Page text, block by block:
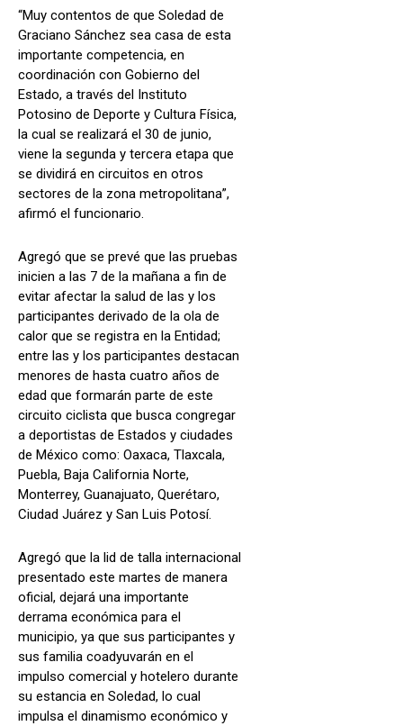
“Muy contentos de que Soledad de
Graciano Sánchez sea casa de esta
importante competencia, en
coordinación con Gobierno del
Estado, a través del Instituto
Potosino de Deporte y Cultura Física,
la cual se realizará el 30 de junio,
viene la segunda y tercera etapa que
se dividirá en circuitos en otros
sectores de la zona metropolitana”,
afirmó el funcionario.
Agregó que se prevé que las pruebas
inicien a las 7 de la mañana a fin de
evitar afectar la salud de las y los
participantes derivado de la ola de
calor que se registra en la Entidad;
entre las y los participantes destacan
menores de hasta cuatro años de
edad que formarán parte de este
circuito ciclista que busca congregar
a deportistas de Estados y ciudades
de México como: Oaxaca, Tlaxcala,
Puebla, Baja California Norte,
Monterrey, Guanajuato, Querétaro,
Ciudad Juárez y San Luis Potosí.
Agregó que la lid de talla internacional
presentado este martes de manera
oficial, dejará una importante
derrama económica para el
municipio, ya que sus participantes y
sus familia coadyuvarán en el
impulso comercial y hotelero durante
su estancia en Soledad, lo cual
impulsa el dinamismo económico y